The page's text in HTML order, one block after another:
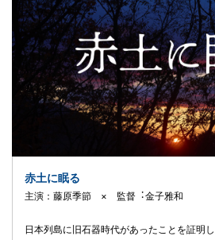
赤土に眠る
主演：藤原季節 × 監督︓⾦⼦雅和
⽇本列島に旧⽯器時代があったことを証明